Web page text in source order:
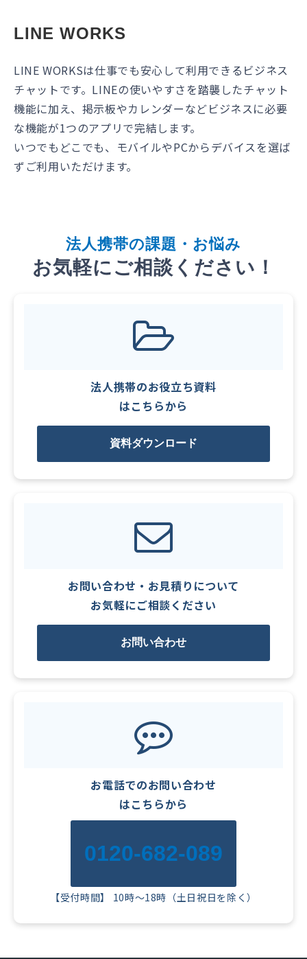
LINE WORKS
LINE WORKSは仕事でも安心して利用できるビジネス
チャットです。LINEの使いやすさを踏襲したチャット
機能に加え、掲示板やカレンダーなどビジネスに必要
な機能が1つのアプリで完結します。
いつでもどこでも、モバイルやPCからデバイスを選ば
ずご利用いただけます。
法人携帯の課題・お悩み
お気軽にご相談ください！
法人携帯のお役立ち資料
はこちらから
資料ダウンロード
お問い合わせ・お見積りについて
お気軽にご相談ください
お問い合わせ
お電話でのお問い合わせ
はこちらから
0120-682-089
【受付時間】 10時～18時（土日祝日を除く）